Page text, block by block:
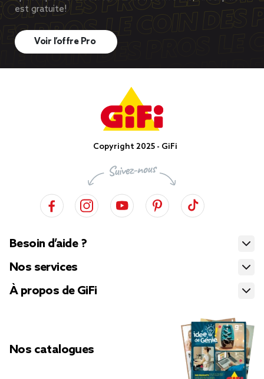
est gratuite!
Voir l’offre Pro
Copyright 2025 - GiFi
Besoin d’aide ?
Nos services
À propos de GiFi
Nos catalogues